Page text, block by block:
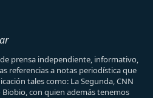
prensa independiente, informativo,
referencias a notas periodística que
tales como: La Segunda, CNN
Biobio, con quien además tenemos